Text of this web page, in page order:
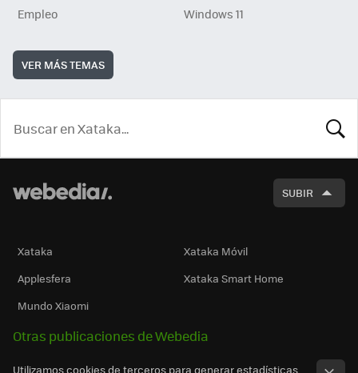
Empleo
Windows 11
VER MÁS TEMAS
SUBIR
Xataka
Xataka Móvil
Applesfera
Xataka Smart Home
Mundo Xiaomi
Otras publicaciones de Webedia
Utilizamos cookies de terceros para generar estadísticas